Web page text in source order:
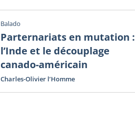
Balado
Parternariats en mutation :
l’Inde et le découplage
canado-américain
Charles-Olivier l’Homme